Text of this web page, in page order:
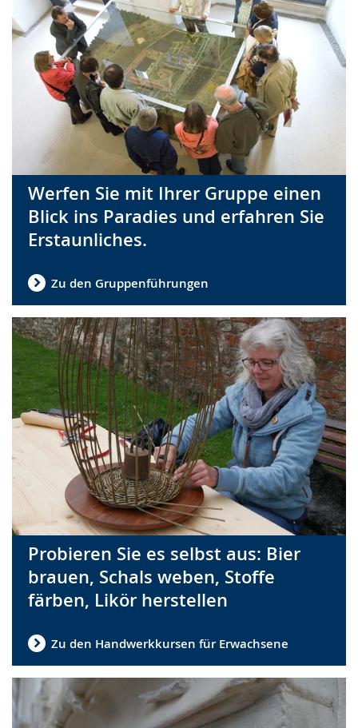
Werfen Sie mit Ihrer Gruppe einen
Blick ins Paradies und erfahren Sie
Erstaunliches.
Zu den Gruppenführungen
Probieren Sie es selbst aus: Bier
brauen, Schals weben, Stoffe
färben, Likör herstellen
Zu den Handwerkkursen für Erwachsene